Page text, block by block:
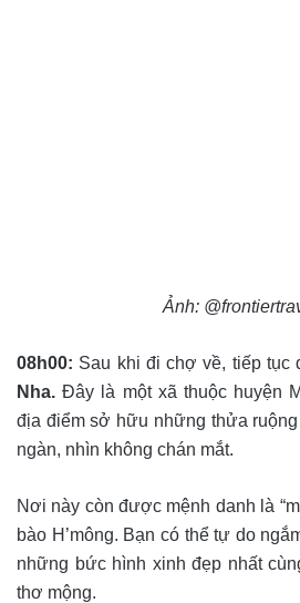
Ảnh:
08h00: Sau khi đi chợ về, tiếp tục
Nha. Đây là một xã thuộc huyện
địa điểm sở hữu những thửa
ngàn, nhìn không chán mắt.
Nơi này còn được mệnh danh là
bào H’mông. Bạn có thể tự do
những bức hình xinh đẹp nhất
thơ mộng.